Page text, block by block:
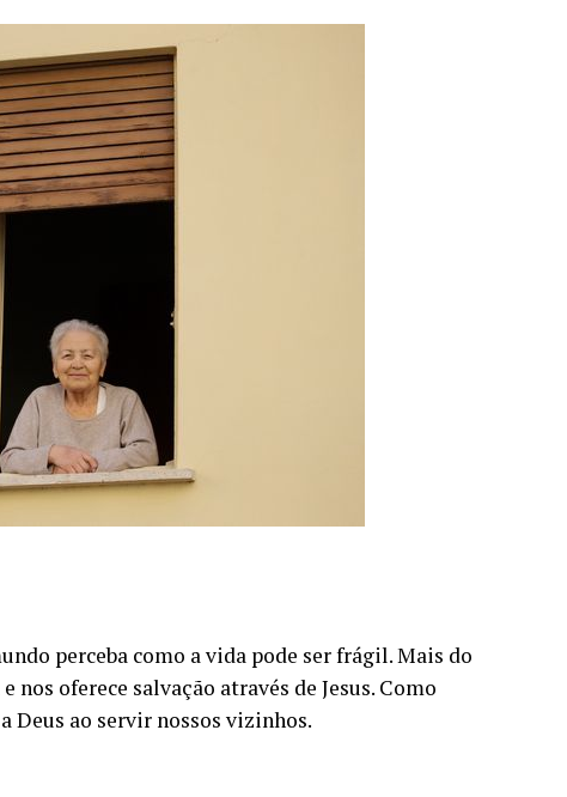
perceba como a vida pode ser frágil. Mais do
nos oferece salvação através de Jesus. Como
Deus ao servir nossos vizinhos.